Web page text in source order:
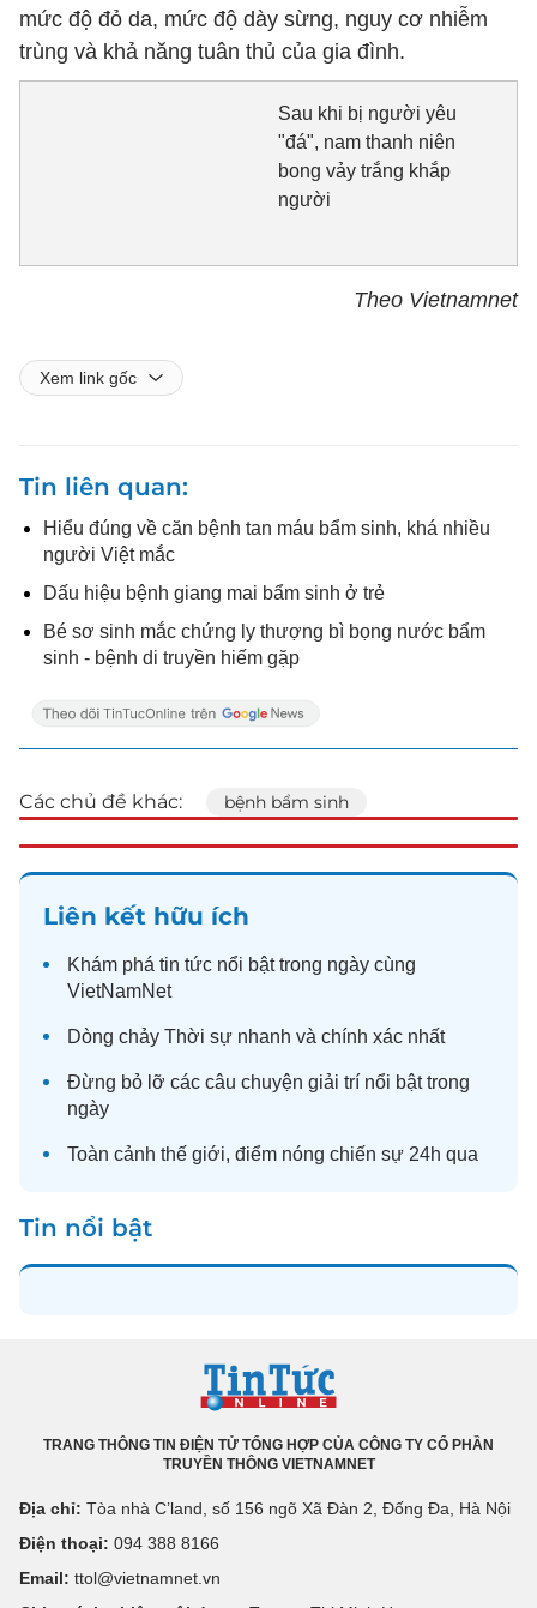
mức độ đỏ da, mức độ dày sừng, nguy cơ nhiễm
trùng và khả năng tuân thủ của gia đình.
Sau khi bị người yêu
"đá", nam thanh niên
bong vảy trắng khắp
người
Theo Vietnamnet
Xem link gốc
Tin liên quan
Hiểu đúng về căn bệnh tan máu bẩm sinh, khá nhiều
người Việt mắc
Dấu hiệu bệnh giang mai bẩm sinh ở trẻ
Bé sơ sinh mắc chứng ly thượng bì bọng nước bẩm
sinh - bệnh di truyền hiếm gặp
Các chủ đề khác: bệnh bẩm sinh
Liên kết hữu ích
Khám phá tin tức nổi bật trong ngày cùng
VietNamNet
Dòng chảy Thời sự nhanh và chính xác nhất
Đừng bỏ lỡ các câu chuyện giải trí nổi bật trong
ngày
Toàn cảnh thế giới, điểm nóng chiến sự 24h qua
Tin nổi bật
TRANG THÔNG TIN ĐIỆN TỬ TỔNG HỢP CỦA CÔNG TY CỔ PHẦN
TRUYỀN THÔNG VIETNAMNET
Địa chỉ: Tòa nhà C’land, số 156 ngõ Xã Đàn 2, Đống Đa, Hà Nội
Điện thoại: 094 388 8166
Email: ttol@vietnamnet.vn